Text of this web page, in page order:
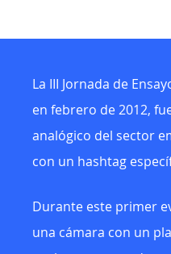
La III Jornada de
en febrero de 2012,
analógico del sector
con un hashtag
Durante este primer
una cámara con un